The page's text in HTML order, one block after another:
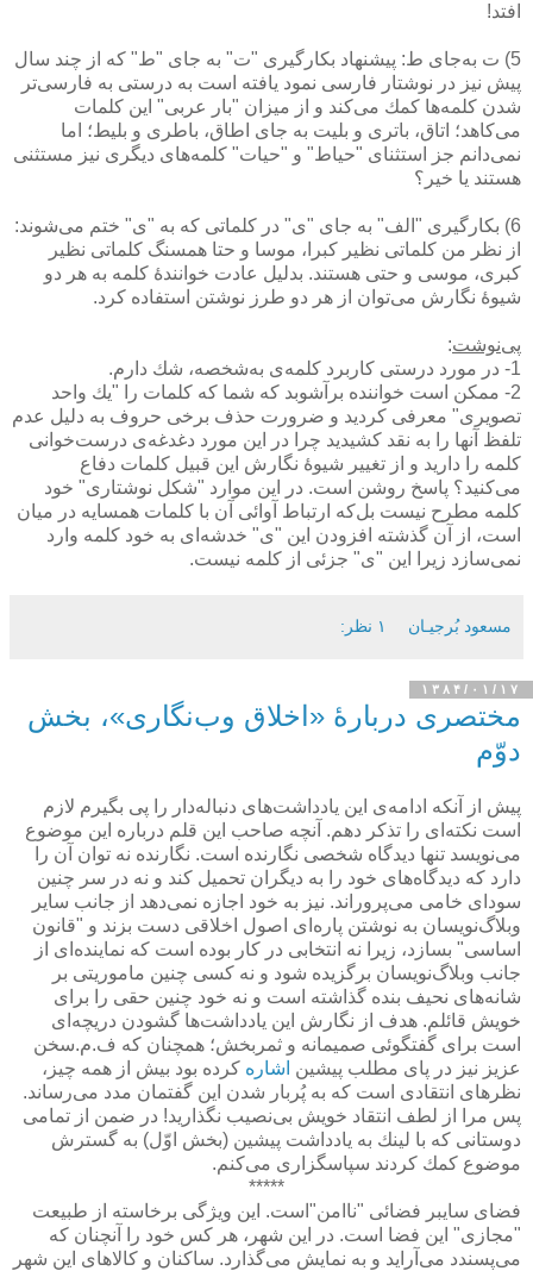
افتد!
5) ت به‌جای ط:‌ پیشنهاد بكارگیری "ت" به جای "ط" كه از چند سال
پیش نیز در نوشتار فارسی نمود یافته است به درستی به فارسی‌تر
شدن كلمه‌ها كمك می‌كند و از میزان "بار عربی" این كلمات
می‌كاهد؛ اتاق، باتری و بلیت به جای اطاق، باطری و بلیط؛ اما
نمی‌دانم جز استثنای "حیاط" و "حیات" كلمه‌های دیگری نیز مستثنی
هستند یا خیر؟
6) بكارگیری "الف" به جای "ی" در كلماتی كه به "ی" ختم می‌شوند:
از نظر من كلماتی نظیر كبرا، موسا و حتا همسنگ كلماتی نظیر
كبری، موسی و حتی هستند. بدلیل عادت خوانندۀ كلمه به هر دو
شیوۀ نگارش می‌توان از هر دو طرز نوشتن استفاده كرد.
پی‌نوشت:
1- در مورد درستی كاربرد كلمه‌ی به‌شخصه، شك دارم.
2- ممكن است خواننده برآشوبد كه شما كه كلمات را "یك واحد
تصویری" معرفی كردید و ضرورت حذف برخی حروف به دلیل عدم
تلفظ آنها را به نقد كشیدید چرا در این مورد دغدغه‌ی درست‌خوانی
كلمه را دارید و از تغییر شیوۀ نگارش این قبیل كلمات دفاع
می‌كنید؟ پاسخ روشن است. در این موارد "شكل نوشتاری" خود
كلمه مطرح نیست بل‌كه ارتباط آوائی آن با كلمات همسایه در میان
است، از آن گذشته افزودن این "ی" خدشه‌ای به خود كلمه وارد
نمی‌سازد زیرا این "ی" جزئی از كلمه نیست.
مسعود بُرجيـان ۱ نظر:
۱۳۸۴/۰۱/۱۷
مختصری دربارۀ «اخلاق وب‌نگاری»، بخش
دوّم
پیش از آنكه ادامه‌ی این یادداشت‌های دنباله‌دار را پی بگیرم لازم
است نكته‌ای را تذكر دهم. آنچه صاحب این قلم درباره این موضوع
می‌نویسد تنها دیدگاه شخصی نگارنده است. نگارنده نه توان آن را
دارد كه دیدگاه‌های خود را به دیگران تحمیل كند و نه در سر چنین
سودای خامی می‌پروراند. نیز به خود اجازه نمی‌دهد از جانب سایر
وبلاگ‌نویسان به نوشتن پاره‌ای اصول اخلاقی دست بزند و "قانون
اساسی" بسازد، زیرا نه انتخابی در كار بوده است كه نماینده‌ای از
جانب وبلاگ‌نویسان برگزیده شود و نه كسی چنین ماموریتی بر
شانه‌های نحیف بنده گذاشته است و نه خود چنین حقی را برای
خویش قائلم. هدف از نگارش این یادداشت‌ها گشودن دریچه‌ای
است برای گفتگوئی صمیمانه و ثمربخش؛ همچنان كه ف.م.سخن
عزیز نیز در پای مطلب پیشین اشاره كرده بود بیش از همه چیز،
نظرهای انتقادی است كه به پُربار شدن این گفتمان مدد می‌رساند.
پس مرا از لطف انتقاد خویش بی‌نصیب نگذارید! در ضمن از تمامی
دوستانی كه با لینك به یادداشت پیشین (بخش اوّل) به گسترش
موضوع كمك كردند سپاسگزاری می‌كنم.
*****
فضای سایبر فضائی "ناامن"‌است. این ویژگی برخاسته از طبیعت
"مجازی" این فضا است. در این شهر، هر كس خود را آنچنان كه
می‌پسندد می‌آراید و به نمایش می‌گذارد. ساكنان و كالاهای این شهر